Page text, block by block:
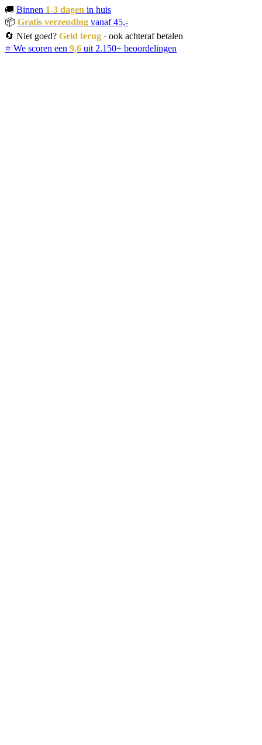
🚚 Binnen 1-3 dagen in huis
📦 Gratis verzending vanaf 45,-
🔄 Niet goed? Geld terug · ook achteraf betalen
⭐ We scoren een 9,6 uit 2.150+ beoordelingen